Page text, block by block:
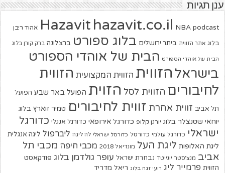
ענן תגיות
Hazavit hazavit.co.il NBA podcast אהוד ריבן
בלוג אתר הזווית ביתר ירושלים בלוג ספורט ברצלונה ברק קורן בלוג
הבית של אוהדי הספורט הבית של אוהדי הספורט
בישראל הזווית הזווית המקצועית הזווית
לחיבורים הזווית לסל הזוית הפועל באר שבע הפועל
תל אביב זווית אחרת זווית לחיבורים טמיר זוארץ בלוג
יוחאי שטנצלר בלוג יורגן קלופ כדורגל אירופאי כדורגל אנגלי כדורגל
ישראלי כדורגל עולמי כדורסל כדורסל ישראלי לה ליגה ליברפול ליגה אנגלית
ליגת האלופות ליגת העל מונדיאל 2018 מכבי חיפה מכבי תל
אביב מנצ'סטר יונייטד נבחרת ישראל עופר גולדמן בלוג פודקאסט
הזווית פרמייר ליג רועי זגה בלוג ריאל מדריד